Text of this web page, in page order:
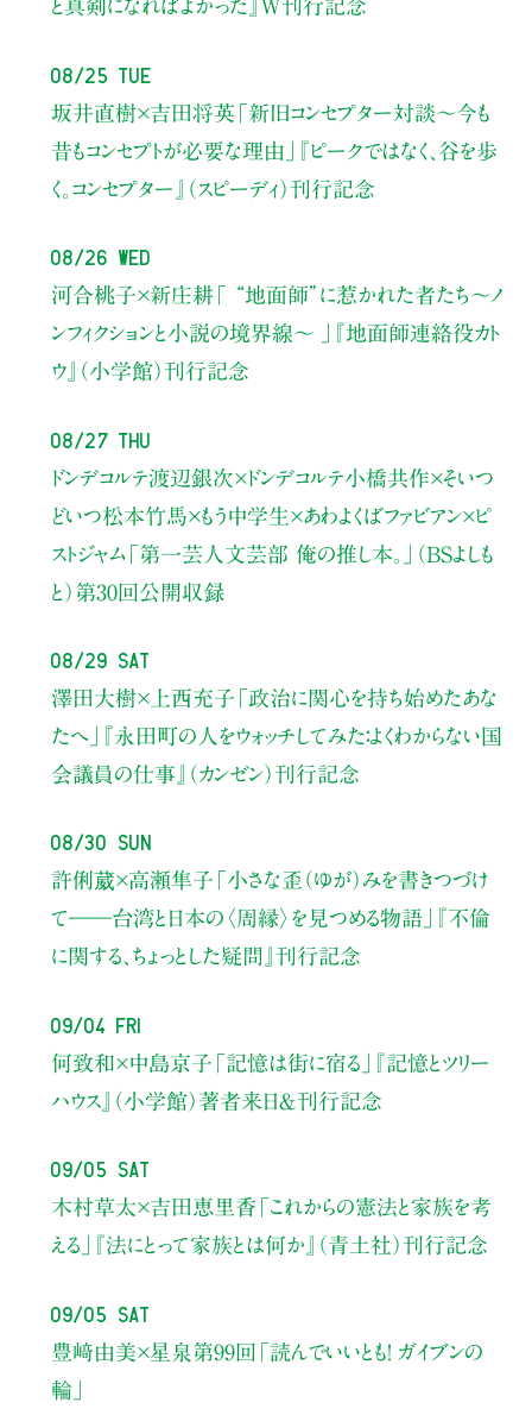
と真剣になればよかった』W刊行記念
08/25 Tue
坂井直樹×吉田将英「新旧コンセプター対談～今も
昔もコンセプトが必要な理由」
『ピークではなく、谷を歩
く。コンセプター』（スピーディ）刊行記念
08/26 Wed
河合桃子×新庄耕「 “地面師”に惹かれた者たち〜ノ
ンフィクションと小説の境界線〜 」
『地面師連絡役カト
ウ』（小学館）刊行記念
08/27 Thu
ドンデコルテ渡辺銀次×ドンデコルテ小橋共作×そいつ
どいつ松本竹馬×もう中学生×あわよくばファビアン×ピ
ストジャム「第一芸人文芸部 俺の推し本。」（BSよしも
と） 第30回公開収録
08/29 Sat
澤田大樹×上西充子 「政治に関心を持ち始めたあな
たへ」
『永田町の人をウォッチしてみた：よくわからない国
会議員の仕事』（カンゼン）刊行記念
08/30 Sun
許俐葳×高瀬隼子 「小さな歪（ゆが）みを書きつづけ
て――台湾と日本の〈周縁〉を見つめる物語」
『不倫
に関する、ちょっとした疑問』刊行記念
09/04 Fri
何致和×中島京子 「記憶は街に宿る」
『記憶とツリー
ハウス』（小学館）著者来日＆刊行記念
09/05 Sat
木村草太×吉田恵里香 「これからの憲法と家族を考
える」
『法にとって家族とは何か』（青土社）刊行記念
09/05 Sat
豊﨑由美×星泉 第99回「読んでいいとも！ ガイブンの
輪」